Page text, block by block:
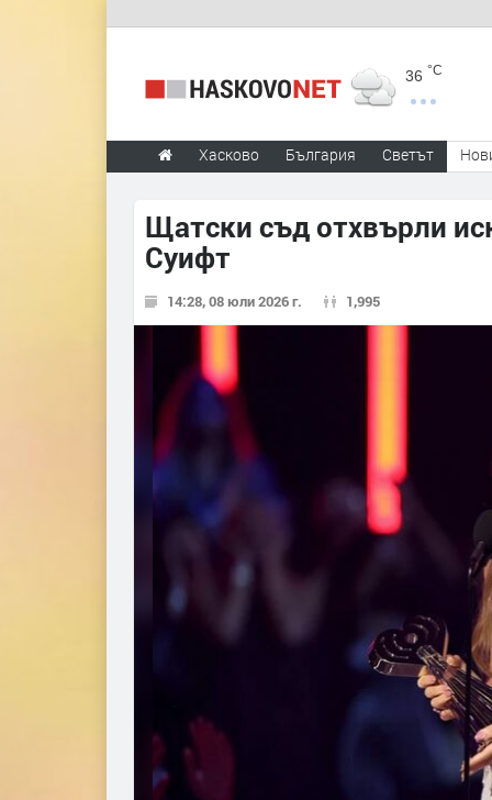
36 °C
Хасково България Светът
Щатски съд отхвърли
Суифт
14:28, 08 юли 2026 г. 1,995